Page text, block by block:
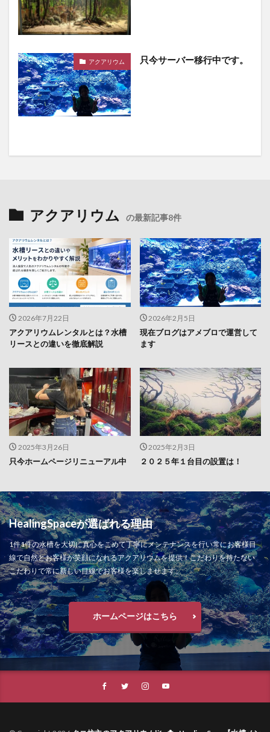
アクアリウム 只今サーバー移行中です。
アクアリウム の最新記事8件
2026年7月22日
アクアリウムレンタルとは？水槽
リースとの違いを徹底解説
2026年2月5日
現在ブログはアメブロで運営して
ます
2025年3月26日
只今ホームページリニューアル中
2025年2月3日
２０２５年１台目の設置は！
HealingSpaceが選ばれる理由
1件1件の水槽を大切に真心をこめて丁寧にメンテナンスを行い常にお客様目
線で自然とお客様が笑顔になれるアクアリウムを提供！こだわりを持たない
こだわりで常に新しい目線でお客様を楽しませます。
ホームページはこちら